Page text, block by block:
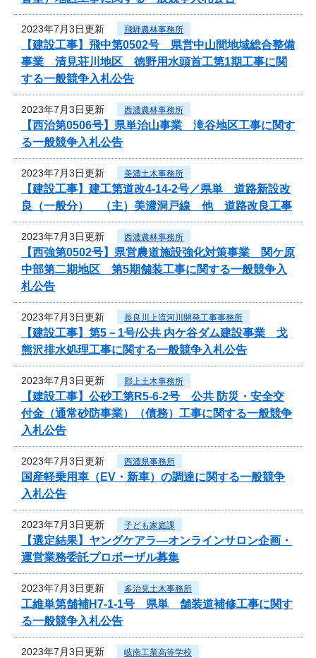
2023年7月3日更新 飛騨農林事務所
【建設工事】飛中第0502号 県営中山間地域総合整備
事業 清見荘川地区 徳野用水頭首工第1期工事に関
する一般競争入札公告
2023年7月3日更新 西濃農林事務所
【西治第0506号】県単治山事業 滝谷地区工事に関す
る一般競争入札公告
2023年7月3日更新 美濃土木事務所
【建設工事】建工第道改4-14-2号／県単 道路新設改
良（一般分） （主）美濃洞戸線 他 道路改良工事
2023年7月3日更新 西濃農林事務所
【西強第0502号】県営農道施設強化対策事業 関ケ原
中部第二期地区 第5期舗装工事に関する一般競争入
札公告
2023年7月3日更新 長良川上流河川開発工事事務所
【建設工事】第5－1号/公共 内ケ谷ダム建設事業 戈
熊沢排水処理工事に関する一般競争入札公告
2023年7月3日更新 郡上土木事務所
【建設工事】公砂工第R5-6-2号 公共 防災・安全交
付金（通常砂防事業）（債務）工事に関する一般競争
入札公告
2023年7月3日更新 西濃県事務所
国産軽乗用車（EV・新車）の調達に関する一般競争
入札公告
2023年7月3日更新 子ども家庭課
【選定結果】ヤングケアラ―オンラインサロン企画・
運営業務委託プロポーザル募集
2023年7月3日更新 多治見土木事務所
工維単第舗補H7-1-1号 県単 舗装道補修工事に関す
る一般競争入札公告
2023年7月3日更新 岐南工業高等学校